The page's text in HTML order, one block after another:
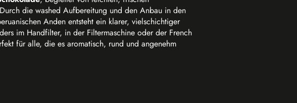
die washed Aufbereitung und den Anbau in den
Anden entsteht ein klarer, vielschichtiger
im Handfilter, in der Filtermaschine oder der French
für alle, die es aromatisch, rund und angenehm